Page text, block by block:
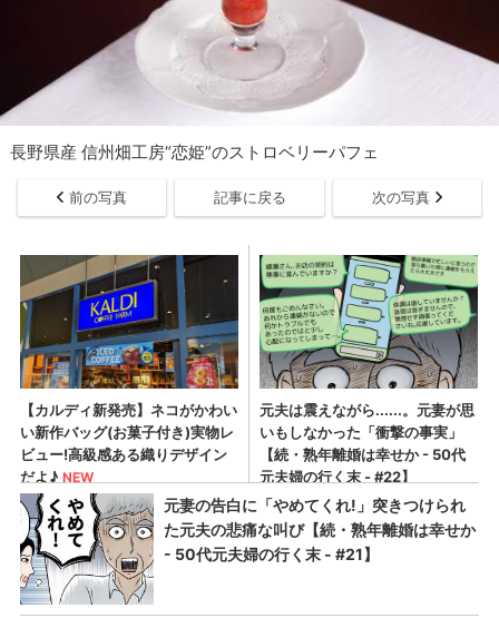
長野県産 信州畑工房“恋姫”のストロベリーパフェ
前の写真 記事に戻る 次の写真